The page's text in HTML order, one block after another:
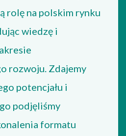
rolę na polskim rynku
wiedzę i
rozwoju. Zdajemy
potencjału i
podjęliśmy
formatu